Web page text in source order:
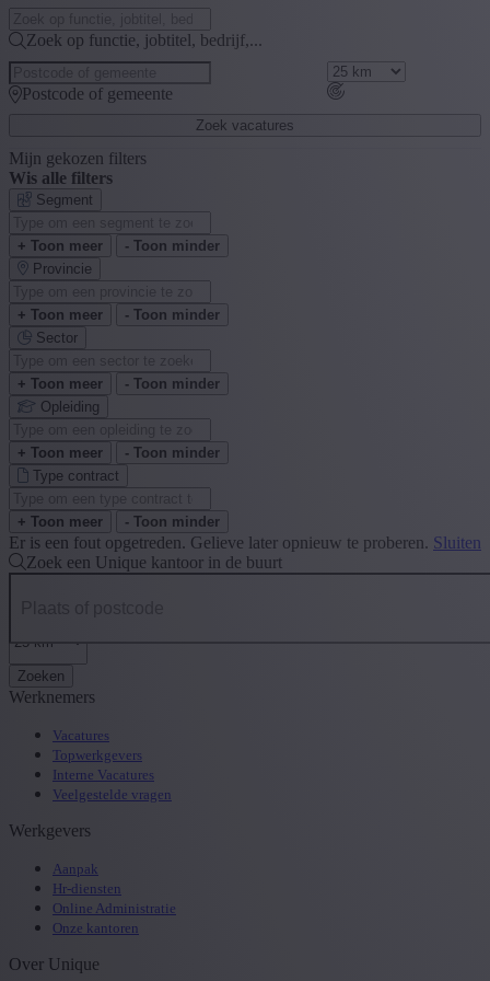
Zoek op functie, jobtitel, bedrijf,...
Postcode of gemeente
Zoek vacatures
Mijn gekozen filters
Wis alle filters
Segment
+ Toon meer
- Toon minder
Provincie
+ Toon meer
- Toon minder
Sector
+ Toon meer
- Toon minder
Opleiding
+ Toon meer
- Toon minder
Type contract
+ Toon meer - Toon minder
Er is een fout opgetreden. Gelieve later opnieuw te proberen. Sluiten
Zoek een Unique kantoor in de buurt
Zoeken
Werknemers
Vacatures
Topwerkgevers
Interne Vacatures
Veelgestelde vragen
Werkgevers
Aanpak
Hr-diensten
Online Administratie
Onze kantoren
Over Unique